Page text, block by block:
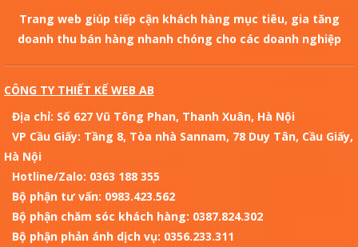
Trang web giúp tiếp cận khách hàng mục tiêu, gia tăng
doanh thu bán hàng nhanh chóng cho các doanh nghiệp
CÔNG TY THIẾT KẾ WEB AB
Địa chỉ: Số 627 Vũ Tông Phan, Thanh Xuân, Hà Nội
VP Cầu Giấy: Tầng 8, Tòa nhà Sannam, 78 Duy Tân, Cầu Giấy,
Hà Nội
Hotline/Zalo: 0363 188 355
Bộ phận tư vấn: 0983.423.562
Bộ phận chăm sóc khách hàng: 0387.824.302
Bộ phận phản ánh dịch vụ: 0356.233.311